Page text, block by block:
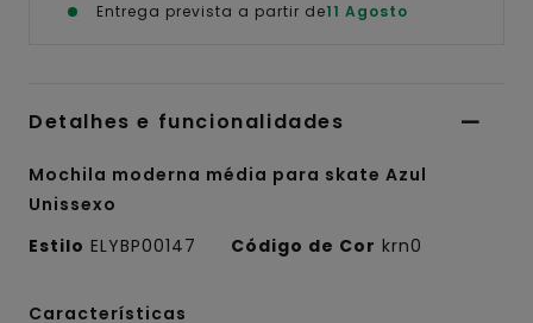
Entrega prevista a partir de11 Agosto
Detalhes e funcionalidades
Mochila moderna média para skate Azul
Unissexo
Estilo ELYBP00147 Código de Cor krn0
Características